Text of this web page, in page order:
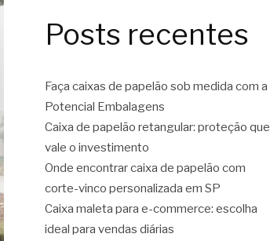
Posts recentes
Faça caixas de papelão sob medida com a
Potencial Embalagens
Caixa de papelão retangular: proteção que
vale o investimento
Onde encontrar caixa de papelão com
corte-vinco personalizada em SP
Caixa maleta para e-commerce: escolha
ideal para vendas diárias